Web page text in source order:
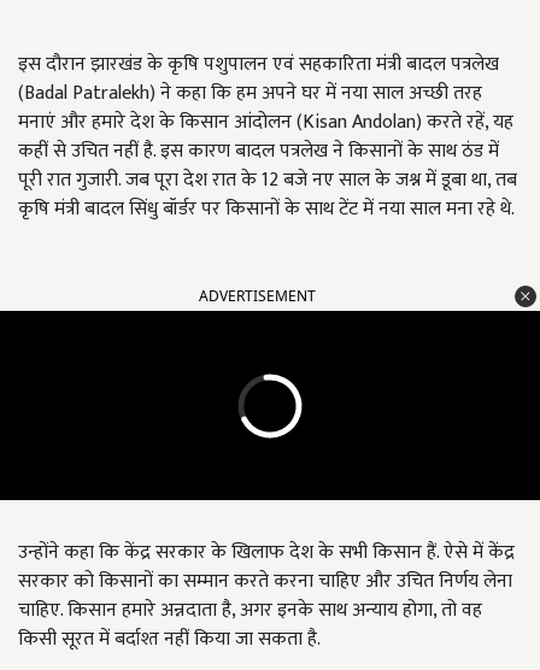
इस दौरान झारखंड के कृषि पशुपालन एवं सहकारिता मंत्री बादल पत्रलेख
(Badal Patralekh) ने कहा कि हम अपने घर में नया साल अच्छी तरह
मनाएं और हमारे देश के किसान आंदोलन (Kisan Andolan) करते रहें, यह
कहीं से उचित नहीं है. इस कारण बादल पत्रलेख ने किसानों के साथ ठंड में
पूरी रात गुजारी. जब पूरा देश रात के 12 बजे नए साल के जश्न में डूबा था, तब
कृषि मंत्री बादल सिंधु बॉर्डर पर किसानों के साथ टेंट में नया साल मना रहे थे.
ADVERTISEMENT
उन्होंने कहा कि केंद्र सरकार के खिलाफ देश के सभी किसान हैं. ऐसे में केंद्र
सरकार को किसानों का सम्मान करते करना चाहिए और उचित निर्णय लेना
चाहिए. किसान हमारे अन्नदाता है, अगर इनके साथ अन्याय होगा, तो वह
किसी सूरत में बर्दाश्त नहीं किया जा सकता है.